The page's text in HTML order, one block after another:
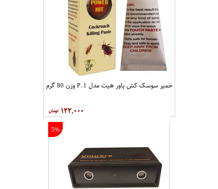
خمیر سوسک کش پاور هیت مدل P.1 وزن 80 گرم
۱۲۲,۰۰۰
5%